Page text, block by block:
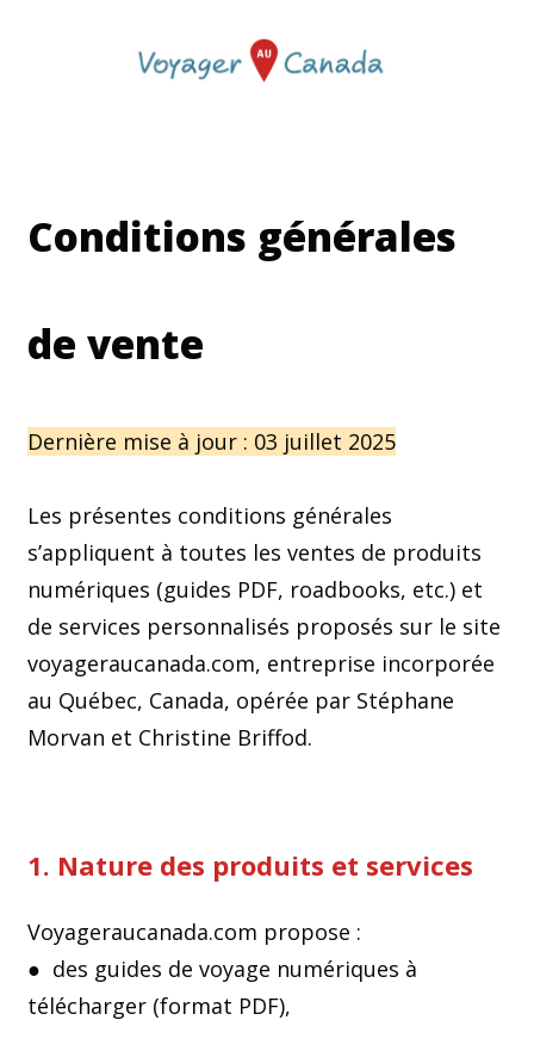
Conditions générales
de vente
Dernière mise à jour : 03 juillet 2025
Les présentes conditions générales
s’appliquent à toutes les ventes de produits
numériques (guides PDF, roadbooks, etc.) et
de services personnalisés proposés sur le site
voyageraucanada.com, entreprise incorporée
au Québec, Canada, opérée par Stéphane
Morvan et Christine Briffod.
1. Nature des produits et services
Voyageraucanada.com propose :
● des guides de voyage numériques à
télécharger (format PDF),